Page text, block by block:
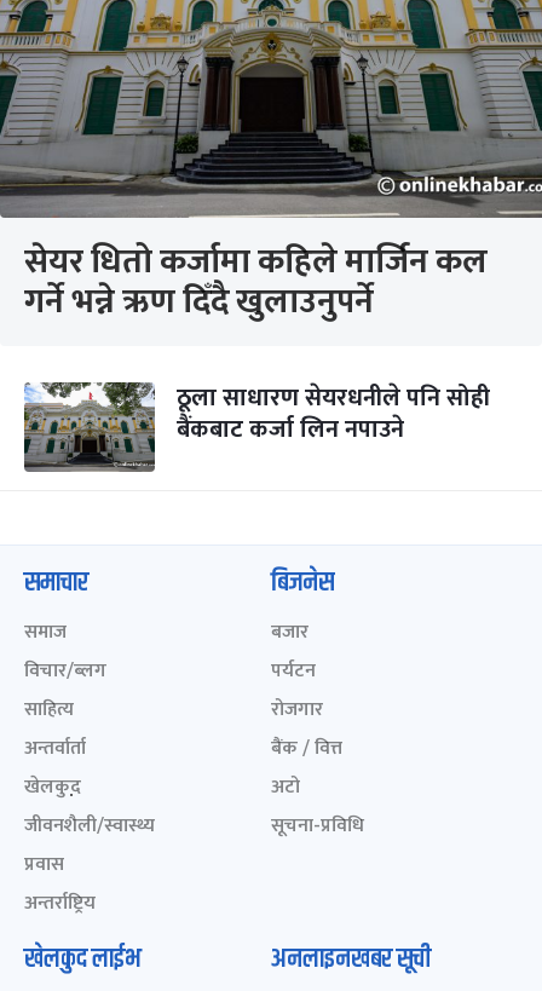
सेयर धितो कर्जामा कहिले मार्जिन कल
गर्ने भन्ने ऋण दिँदै खुलाउनुपर्ने
ठूला साधारण सेयरधनीले पनि सोही
बैंकबाट कर्जा लिन नपाउने
समाचार
समाज
विचार/ब्लग
साहित्य
अन्तर्वार्ता
खेलकुद़़
जीवनशैली/स्वास्थ्य
प्रवास
अन्तर्राष्ट्रिय
बिजनेस
बजार
पर्यटन
रोजगार
बैंक / वित्त
अटो
सूचना-प्रविधि
खेलकुद लाईभ अनलाइनखबर सूची